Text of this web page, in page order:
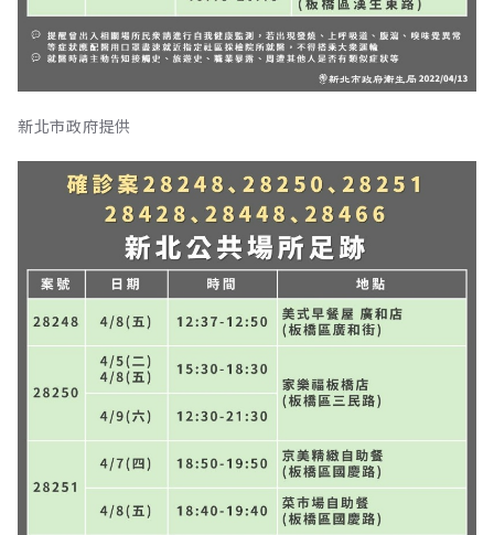
新北市政府提供